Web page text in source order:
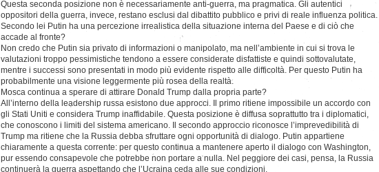
Questa seconda posizione non è necessariamente anti-guerra, ma pragmatica. Gli autentici
oppositori della guerra, invece, restano esclusi dal dibattito pubblico e privi di reale influenza politica.
Secondo lei Putin ha una percezione irrealistica della situazione interna del Paese e di ciò che
accade al fronte?
Non credo che Putin sia privato di informazioni o manipolato, ma nell’ambiente in cui si trova le
valutazioni troppo pessimistiche tendono a essere considerate disfattiste e quindi sottovalutate,
mentre i successi sono presentati in modo più evidente rispetto alle difficoltà. Per questo Putin ha
probabilmente una visione leggermente più rosea della realtà.
Mosca continua a sperare di attirare Donald Trump dalla propria parte?
All’interno della leadership russa esistono due approcci. Il primo ritiene impossibile un accordo con
gli Stati Uniti e considera Trump inaffidabile. Questa posizione è diffusa soprattutto tra i diplomatici,
che conoscono i limiti del sistema americano. Il secondo approccio riconosce l’imprevedibilità di
Trump ma ritiene che la Russia debba sfruttare ogni opportunità di dialogo. Putin appartiene
chiaramente a questa corrente: per questo continua a mantenere aperto il dialogo con Washington,
pur essendo consapevole che potrebbe non portare a nulla. Nel peggiore dei casi, pensa, la Russia
continuerà la guerra aspettando che l’Ucraina ceda alle sue condizioni.